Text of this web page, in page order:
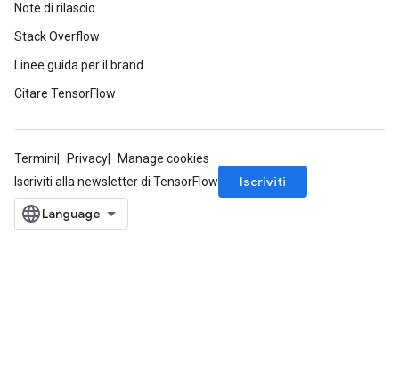
Note di rilascio
Stack Overflow
Linee guida per il brand
Citare TensorFlow
Termini Privacy
Manage cookies
Iscriviti alla newsletter di TensorFlow
Iscriviti